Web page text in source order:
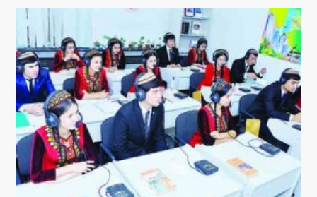
ТУРКМЕНИСТАН
КОНСУЛЬСКИЕ УСЛУГИ
МИД
КОНТАКТНЫЕ ДАННЫЕ